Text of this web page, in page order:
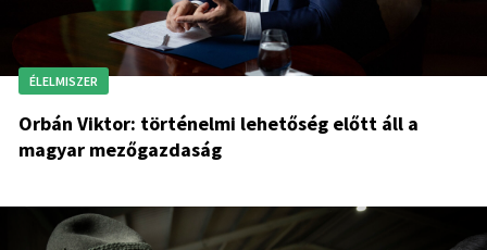
ÉLELMISZER
Orbán Viktor: történelmi lehetőség előtt áll a
magyar mezőgazdaság